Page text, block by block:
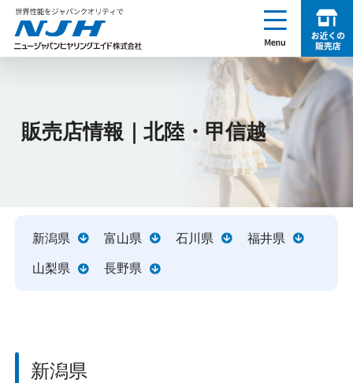
NJH ニュージャパンヒヤリングエイド株式会社
お近くの販売店を探す
販売店情報｜北陸・甲信越
新潟県 富山県 石川県 福井県
山梨県 長野県
新潟県